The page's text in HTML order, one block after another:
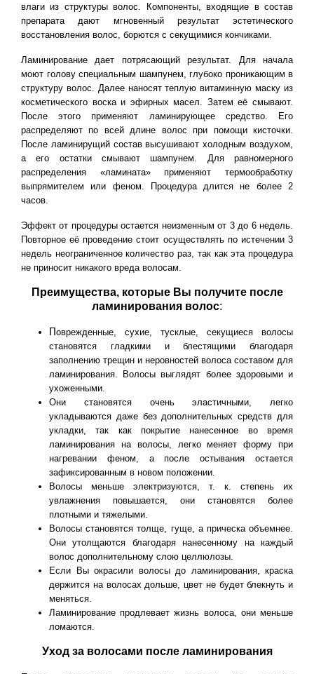
влаги из структуры волос. Компоненты, входящие в состав
препарата дают мгновенный результат эстетического
восстановления волос, борются с секущимися кончиками.
Ламинирование дает потрясающий результат. Для начала
моют голову специальным шампунем, глубоко проникающим в
структуру волос. Далее наносят теплую витаминную маску из
косметического воска и эфирных масел. Затем её смывают.
После этого применяют ламинирующее средство. Его
распределяют по всей длине волос при помощи кисточки.
После ламинирущий состав высушивают холодным воздухом,
а его остатки смывают шампунем. Для равномерного
распределения «ламината» применяют термообработку
выпрямителем или феном. Процедура длится не более 2
часов.
Эффект от процедуры остается неизменным от 3 до 6 недель.
Повторное её проведение стоит осуществлять по истечении 3
недель неограниченное количество раз, так как эта процедура
не приносит никакого вреда волосам.
Преимущества, которые Вы получите после
ламинирования волос:
П оврежденные, сухие, тусклые, секущиеся волосы
становятся гладкими и блестящими благодаря
заполнению трещин и неровностей волоса составом для
ламинирования. Волосы выглядят более здоровыми и
ухоженными.
Они становятся очень эластичными, легко
укладываются даже без дополнительных средств для
укладки, так как покрытие нанесенное во время
ламинирования на волосы, легко меняет форму при
нагревании феном, а после остывания остается
зафиксированным в новом положении.
Волосы меньше электризуются, т. к. степень их
увлажнения повышается, они становятся более
плотными и тяжелыми.
Волосы становятся толще, гуще, а прическа объемнее.
Они утолщаются благодаря нанесенному на каждый
волос дополнительному слою целлюлозы.
Если Вы окрасили волосы до ламинирования, краска
держится на волосах дольше, цвет не будет блекнуть и
меняться.
Ламинирование продлевает жизнь волоса, они меньше
ломаются.
Уход за волосами после ламинирования